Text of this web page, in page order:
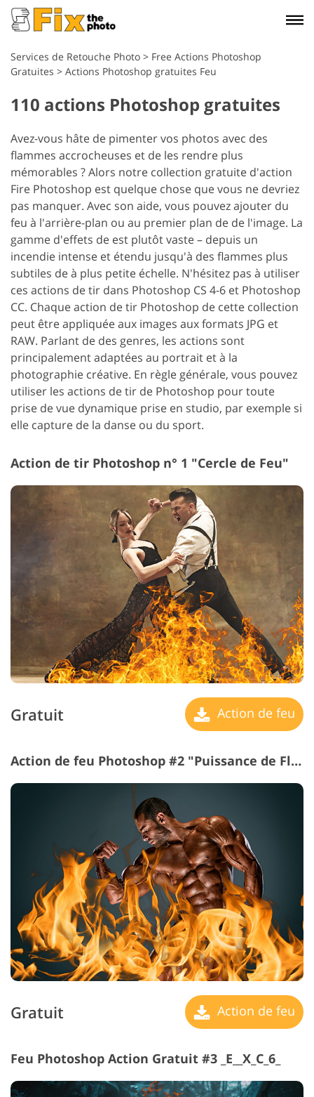
Services de Retouche Photo > Free Actions Photoshop
Gratuites > Actions Photoshop gratuites Feu
110 actions Photoshop gratuites
Avez-vous hâte de pimenter vos photos avec des
flammes accrocheuses et de les rendre plus
mémorables ? Alors notre collection gratuite d'action
Fire Photoshop est quelque chose que vous ne devriez
pas manquer. Avec son aide, vous pouvez ajouter du
feu à l'arrière-plan ou au premier plan de de l'image. La
gamme d'effets de est plutôt vaste – depuis un
incendie intense et étendu jusqu'à des flammes plus
subtiles de à plus petite échelle. N'hésitez pas à utiliser
ces actions de tir dans Photoshop CS 4-6 et Photoshop
CC. Chaque action de tir Photoshop de cette collection
peut être appliquée aux images aux formats JPG et
RAW. Parlant de des genres, les actions sont
principalement adaptées au portrait et à la
photographie créative. En règle générale, vous pouvez
utiliser les actions de tir de Photoshop pour toute
prise de vue dynamique prise en studio, par exemple si
elle capture de la danse ou du sport.
Action de tir Photoshop n° 1 "Cercle de Feu"
Gratuit Action de feu
Action de feu Photoshop #2 "Puissance de Flammes"
Gratuit Action de feu
Feu Photoshop Action Gratuit #3 _E__X_C_6_